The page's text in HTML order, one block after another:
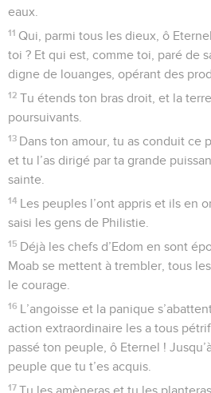
eaux.
11 Qui, parmi tous les dieux, ô
toi ? Et qui est, comme toi, paré de
digne de louanges, opérant des
12 Tu étends ton bras droit, et la
poursuivants.
13 Dans ton amour, tu as conduit ce
et tu l’as dirigé par ta grande
sainte.
14 Les peuples l’ont appris et ils en
saisi les gens de Philistie.
15 Déjà les chefs d’Edom en sont
Moab se mettent à trembler, tous
le courage.
16 L’angoisse et la panique
action extraordinaire les a tous
passé ton peuple, ô Eternel !
peuple que tu t’es acquis.
17 Tu les amèneras et tu les